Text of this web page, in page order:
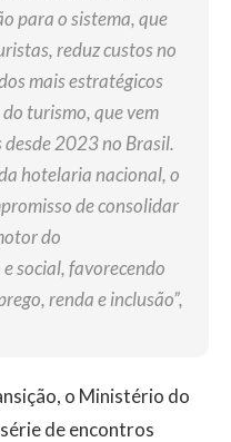
para o sistema, que
reduz custos no
mais estratégicos
turismo, que vem
desde 2023 no Brasil.
hotelaria nacional, o
de consolidar
do
social, favorecendo
renda e inclusão”,
o Ministério do
de encontros